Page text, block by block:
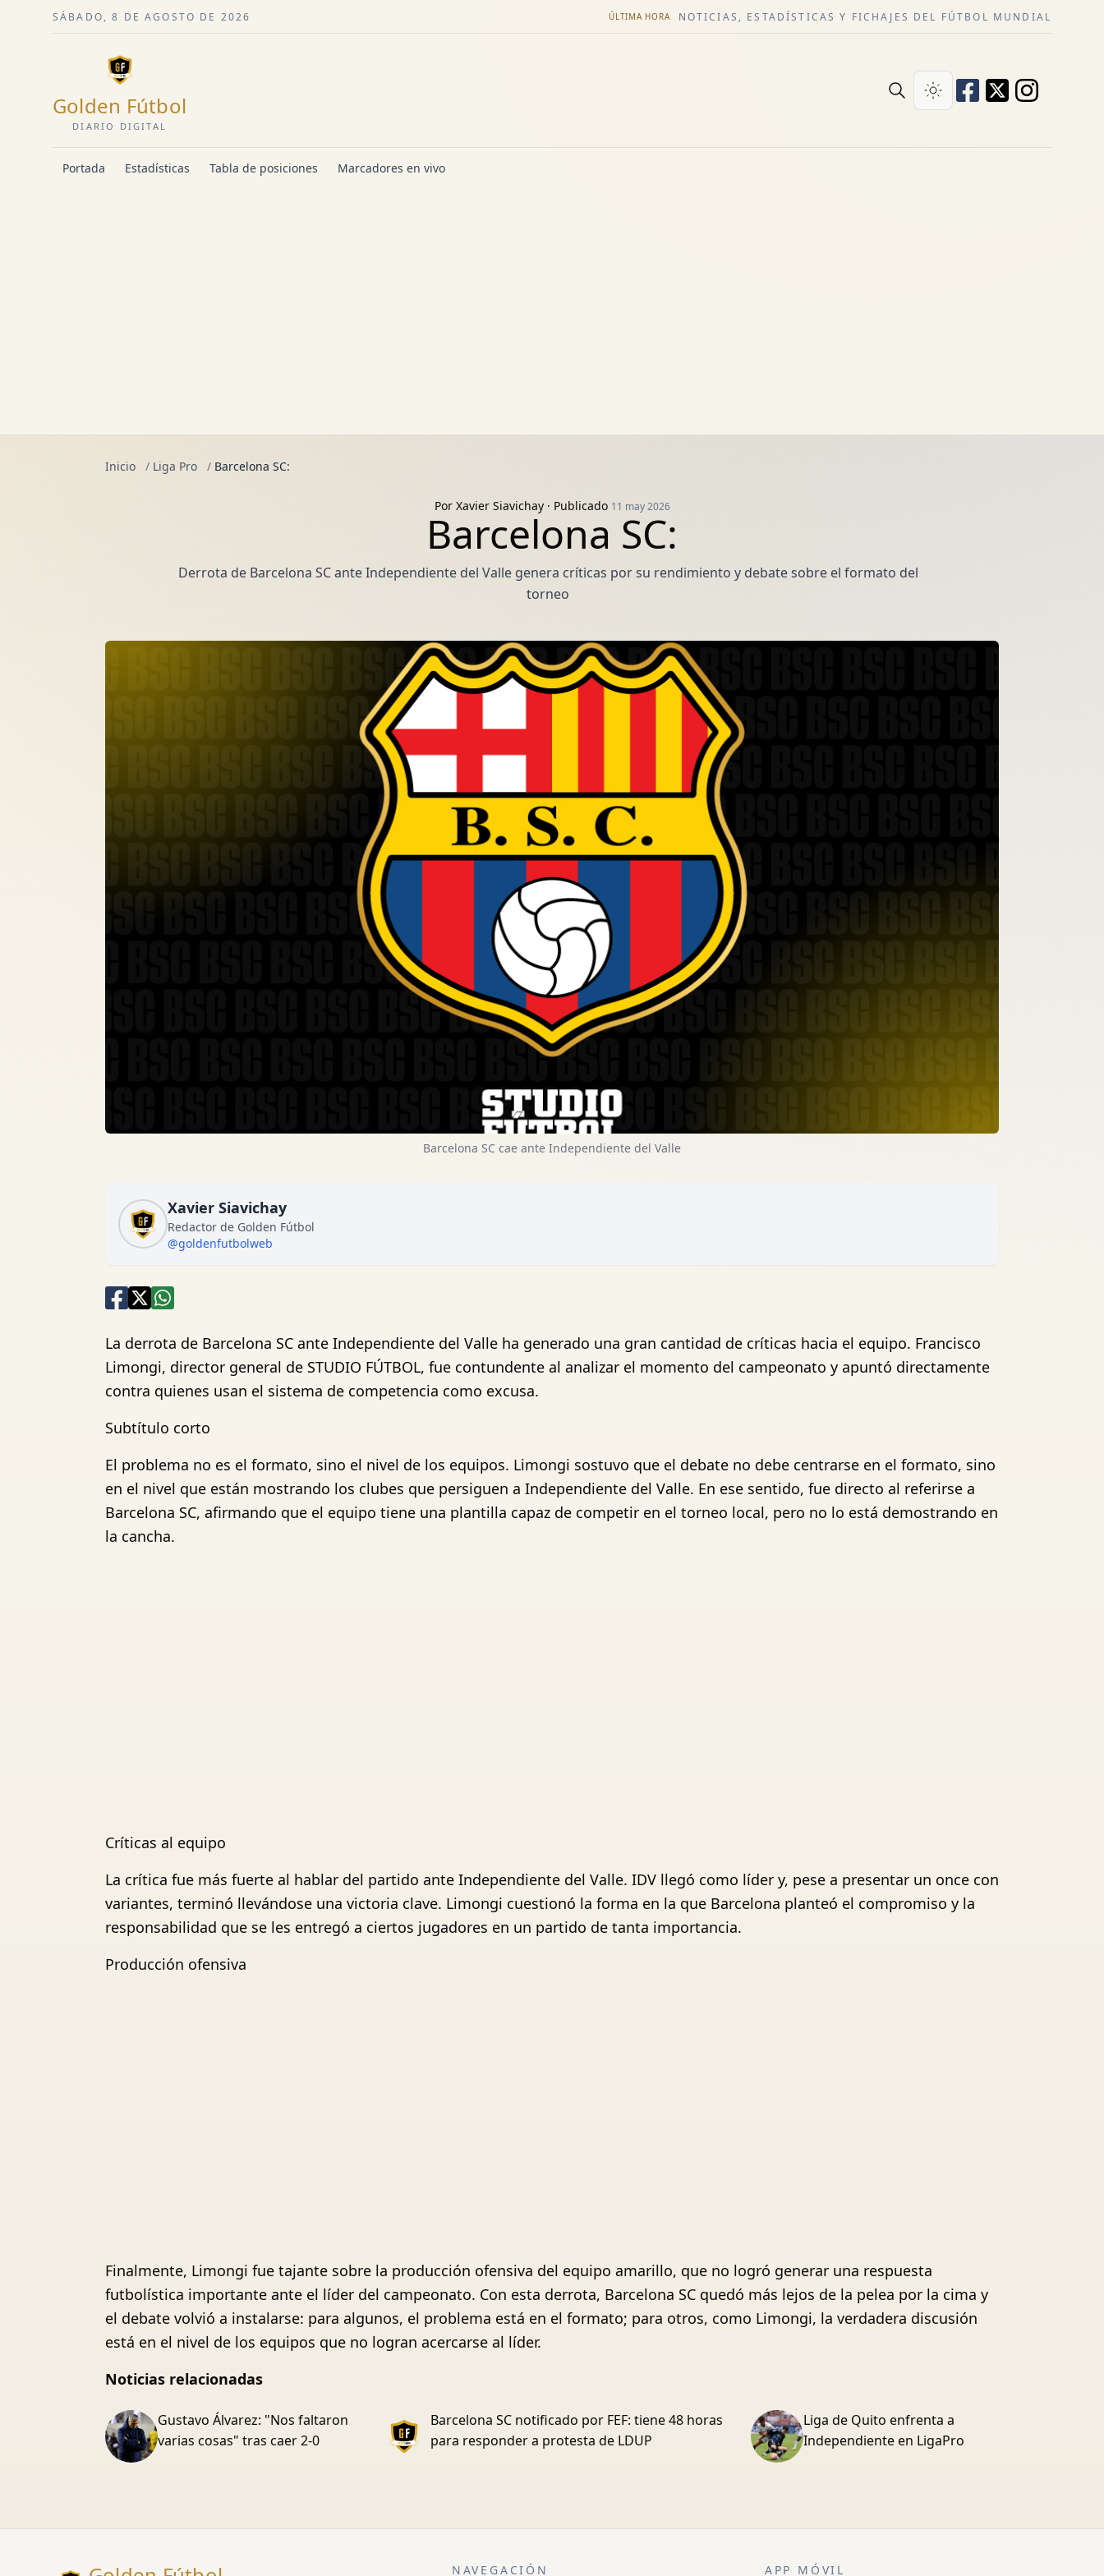
SÁBADO, 8 DE AGOSTO DE 2026 ÚLTIMA HORA NOTICIAS, ESTADÍSTICAS Y FICHAJES DEL FÚTBOL MUNDIAL
Golden Fútbol
DIARIO DIGITAL
Portada Estadísticas Tabla de posiciones Marcadores en vivo
Inicio / Liga Pro / Barcelona SC:
Por Xavier Siavichay· Publicado 11 may 2026
Barcelona SC:
Derrota de Barcelona SC ante Independiente del Valle genera críticas por su rendimiento y debate sobre el formato del
torneo
Barcelona SC cae ante Independiente del Valle
Xavier Siavichay
Redactor de Golden Fútbol
@goldenfutbolweb
La derrota de Barcelona SC ante Independiente del Valle ha generado una gran cantidad de críticas hacia el equipo. Francisco
Limongi, director general de STUDIO FÚTBOL, fue contundente al analizar el momento del campeonato y apuntó directamente
contra quienes usan el sistema de competencia como excusa.
Subtítulo corto
El problema no es el formato, sino el nivel de los equipos. Limongi sostuvo que el debate no debe centrarse en el formato, sino
en el nivel que están mostrando los clubes que persiguen a Independiente del Valle. En ese sentido, fue directo al referirse a
Barcelona SC, afirmando que el equipo tiene una plantilla capaz de competir en el torneo local, pero no lo está demostrando en
la cancha.
Críticas al equipo
La crítica fue más fuerte al hablar del partido ante Independiente del Valle. IDV llegó como líder y, pese a presentar un once con
variantes, terminó llevándose una victoria clave. Limongi cuestionó la forma en la que Barcelona planteó el compromiso y la
responsabilidad que se les entregó a ciertos jugadores en un partido de tanta importancia.
Producción ofensiva
Finalmente, Limongi fue tajante sobre la producción ofensiva del equipo amarillo, que no logró generar una respuesta
futbolística importante ante el líder del campeonato. Con esta derrota, Barcelona SC quedó más lejos de la pelea por la cima y
el debate volvió a instalarse: para algunos, el problema está en el formato; para otros, como Limongi, la verdadera discusión
está en el nivel de los equipos que no logran acercarse al líder.
Noticias relacionadas
Gustavo Álvarez: "Nos faltaron
varias cosas" tras caer 2-0
Barcelona SC notificado por FEF: tiene 48 horas
para responder a protesta de LDUP
Liga de Quito enfrenta a
Independiente en LigaPro
NAVEGACIÓN APP MÓVIL